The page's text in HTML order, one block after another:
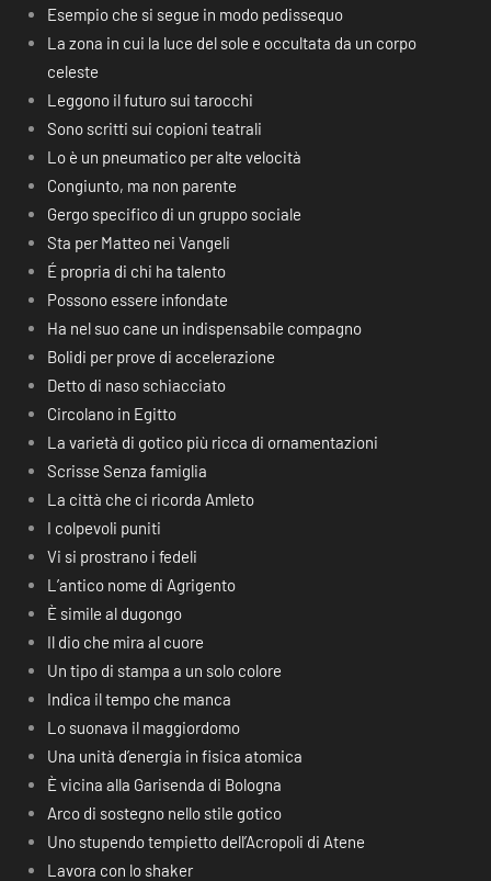
Esempio che si segue in modo pedissequo
La zona in cui la luce del sole e occultata da un corpo
celeste
Leggono il futuro sui tarocchi
Sono scritti sui copioni teatrali
Lo è un pneumatico per alte velocità
Congiunto, ma non parente
Gergo specifico di un gruppo sociale
Sta per Matteo nei Vangeli
É propria di chi ha talento
Possono essere infondate
Ha nel suo cane un indispensabile compagno
Bolidi per prove di accelerazione
Detto di naso schiacciato
Circolano in Egitto
La varietà di gotico più ricca di ornamentazioni
Scrisse Senza famiglia
La città che ci ricorda Amleto
I colpevoli puniti
Vi si prostrano i fedeli
L’antico nome di Agrigento
È simile al dugongo
Il dio che mira al cuore
Un tipo di stampa a un solo colore
Indica il tempo che manca
Lo suonava il maggiordomo
Una unità d’energia in fisica atomica
È vicina alla Garisenda di Bologna
Arco di sostegno nello stile gotico
Uno stupendo tempietto dell’Acropoli di Atene
Lavora con lo shaker